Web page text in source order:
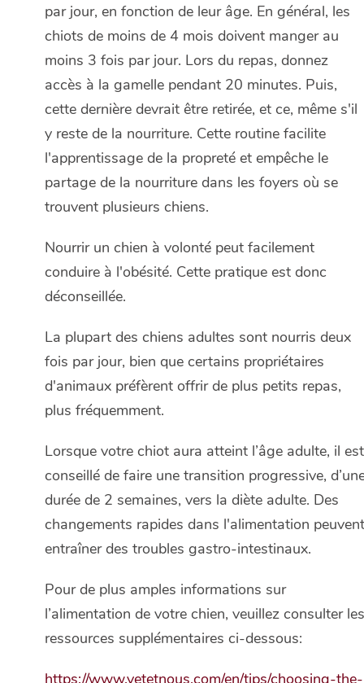
par jour, en fonction de leur âge. En général, les
chiots de moins de 4 mois doivent manger au
moins 3 fois par jour. Lors du repas, donnez
accès à la gamelle pendant 20 minutes. Puis,
cette dernière devrait être retirée, et ce, même s'il
y reste de la nourriture. Cette routine facilite
l'apprentissage de la propreté et empêche le
partage de la nourriture dans les foyers où se
trouvent plusieurs chiens.
Nourrir un chien à volonté peut facilement
conduire à l'obésité. Cette pratique est donc
déconseillée.
La plupart des chiens adultes sont nourris deux
fois par jour, bien que certains propriétaires
d'animaux préfèrent offrir de plus petits repas,
plus fréquemment.
Lorsque votre chiot aura atteint l’âge adulte, il est
conseillé de faire une transition progressive,
durée de 2 semaines, vers la diète adulte. Des
changements rapides dans l'alimentation peuvent
entraîner des troubles gastro-intestinaux.
Pour de plus amples informations sur
l’alimentation de votre chien, veuillez consulter les
ressources supplémentaires ci-dessous:
https://www.vetetnous.com/en/tips/choosing-the-